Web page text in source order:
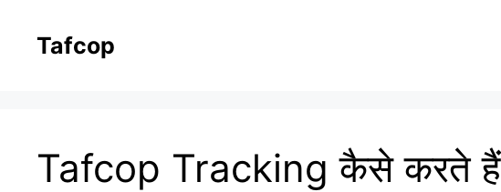
contentTafcop
Tafcop Tracking कैसे करते हैं